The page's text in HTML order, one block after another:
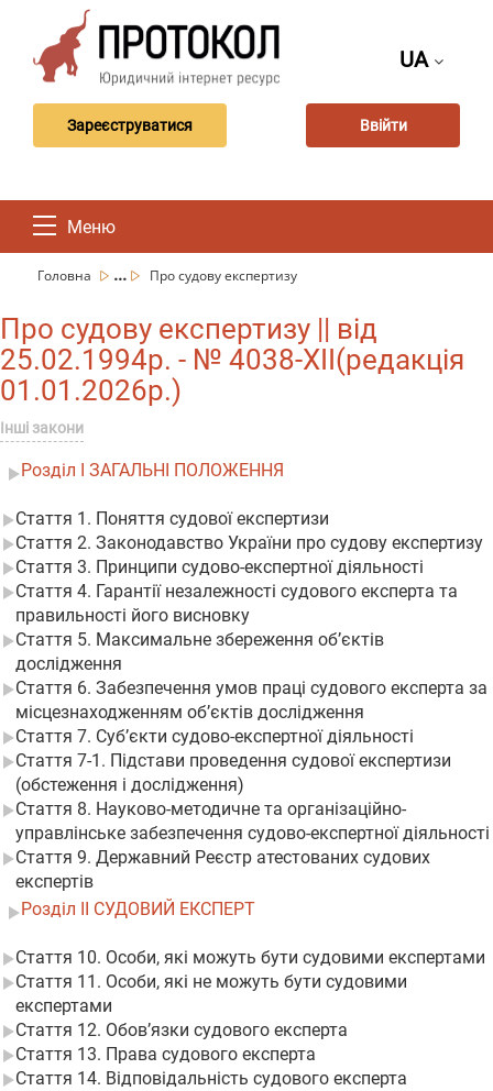
UA
Зареєструватися Ввійти
Меню
Головна ... Про судову експертизу
Про судову експертизу || від
25.02.1994р. - № 4038-XII(редакція
01.01.2026р.)
Інші закони
Розділ I ЗАГАЛЬНІ ПОЛОЖЕННЯ
Стаття 1. Поняття судової експертизи
Стаття 2. Законодавство України про судову експертизу
Стаття 3. Принципи судово-експертної діяльності
Стаття 4. Гарантії незалежності судового експерта та
правильності його висновку
Стаття 5. Максимальне збереження об’єктів
дослідження
Стаття 6. Забезпечення умов праці судового експерта за
місцезнаходженням об’єктів дослідження
Стаття 7. Суб’єкти судово-експертної діяльності
Стаття 7-1. Підстави проведення судової експертизи
(обстеження і дослідження)
Стаття 8. Науково-методичне та організаційно-
управлінське забезпечення судово-експертної діяльності
Стаття 9. Державний Реєстр атестованих судових
експертів
Розділ II СУДОВИЙ ЕКСПЕРТ
Стаття 10. Особи, які можуть бути судовими експертами
Стаття 11. Особи, які не можуть бути судовими
експертами
Стаття 12. Обов’язки судового експерта
Стаття 13. Права судового експерта
Стаття 14. Відповідальність судового експерта